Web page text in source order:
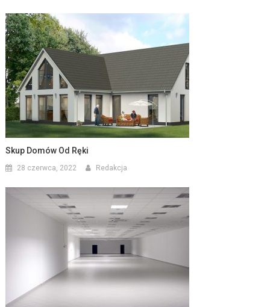
Skup Domów Od Ręki
28 czerwca, 2022 Redakcja